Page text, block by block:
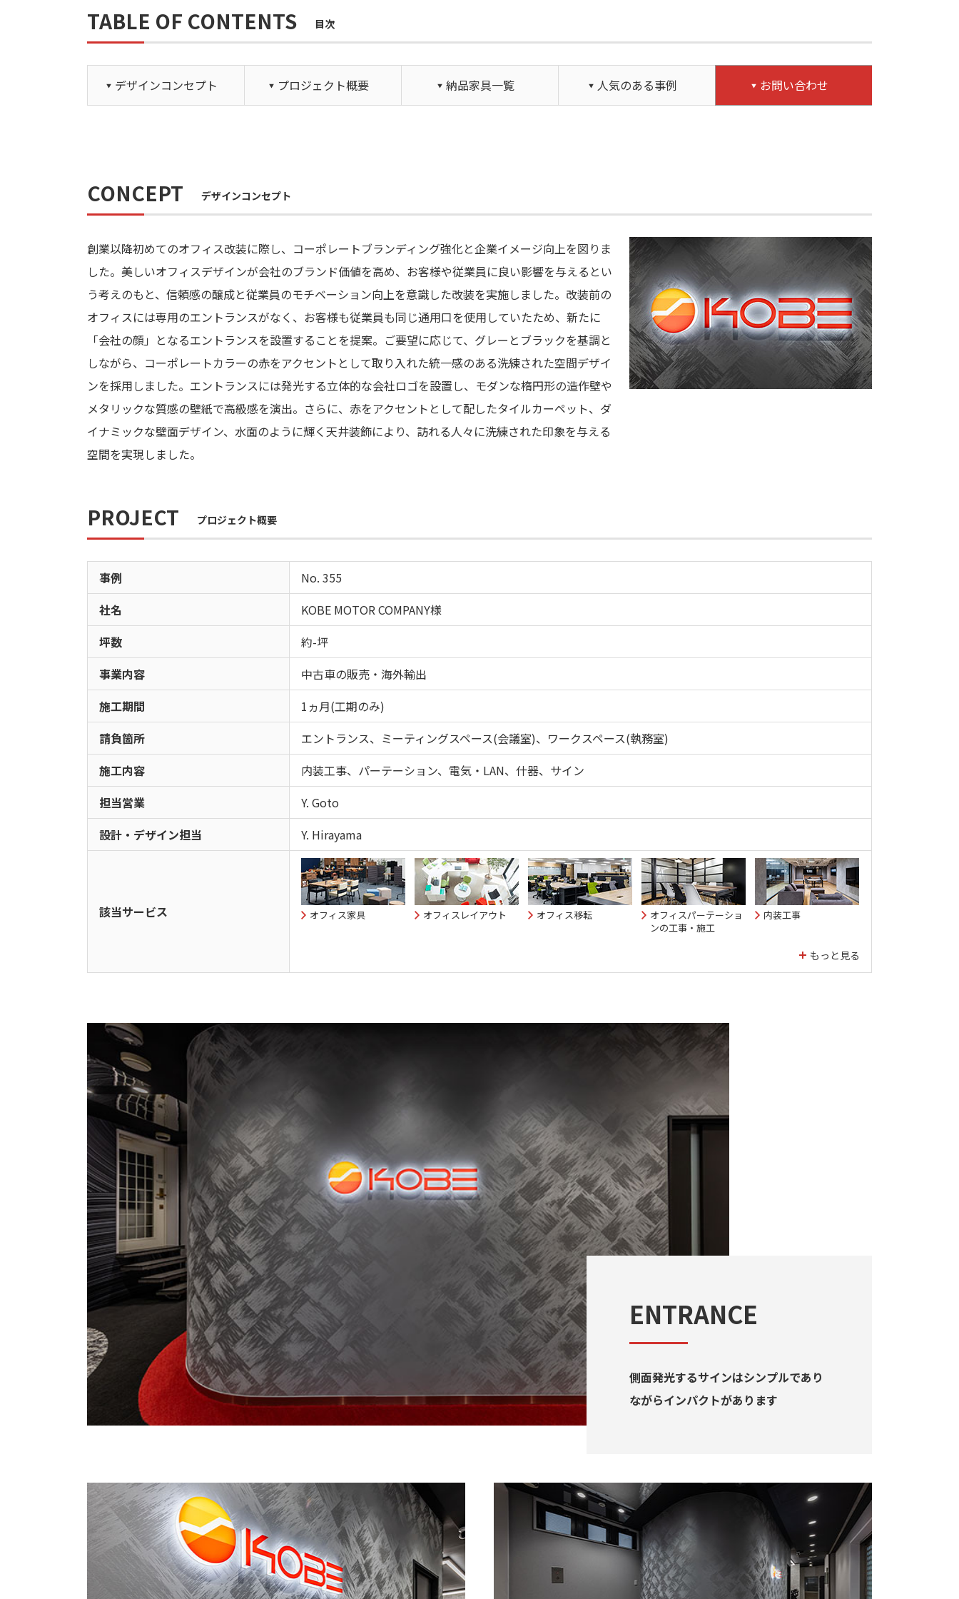
TABLE OF CONTENTS 目次
デザインコンセプト プロジェクト概要 納品家具一覧 人気のある事例 お問い合わせ
CONCEPT デザインコンセプト
創業以降初めてのオフィス改装に際し、コーポレートブランディング強化と企業イメージ向上を図りま
した。美しいオフィスデザインが会社のブランド価値を高め、お客様や従業員に良い影響を与えるとい
う考えのもと、信頼感の醸成と従業員のモチベーション向上を意識した改装を実施しました。改装前の
オフィスには専用のエントランスがなく、お客様も従業員も同じ通用口を使用していたため、新たに
「会社の顔」となるエントランスを設置することを提案。ご要望に応じて、グレーとブラックを基調と
しながら、コーポレートカラーの赤をアクセントとして取り入れた統一感のある洗練された空間デザイ
ンを採用しました。エントランスには発光する立体的な会社ロゴを設置し、モダンな楕円形の造作壁や
メタリックな質感の壁紙で高級感を演出。さらに、赤をアクセントとして配したタイルカーペット、ダ
イナミックな壁面デザイン、水面のように輝く天井装飾により、訪れる人々に洗練された印象を与える
空間を実現しました。
PROJECT プロジェクト概要
事例
No. 355
社名
KOBE MOTOR COMPANY様
坪数
約-坪
事業内容
中古車の販売・海外輸出
施工期間
1ヵ月(工期のみ)
請負箇所
エントランス、ミーティングスペース(会議室)、ワークスペース(執務室)
施工内容
内装工事、パーテーション、電気・LAN、什器、サイン
担当営業
Y. Goto
設計・デザイン担当
Y. Hirayama
該当サービス オフィス家具 オフィスレイアウト オフィス移転
オフィスパーテーショ
ンの工事・施工
内装工事
ENTRANCE
側面発光するサインはシンプルであり
ながらインパクトがあります